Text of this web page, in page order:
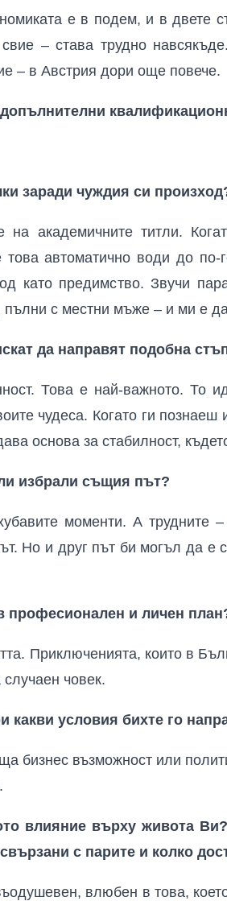
е в подем, и в двете
– става трудно
– в Австрия дори още повече.
заради чуждия си
на академичните титли.
автоматично води до
като предимство. Звучи
с местни мъже – и ми е
да направят подобна
Това е най-важното. То
чудеса. Когато ги познаеш
основа за стабилност,
избрали същия път?
моменти. А трудните
Но и друг път би могъл да е
професионален и личен
Приключенията, които в
човек.
условия бихте го
възможност или
влияние върху живота
с парите и колко
влюбен в това,